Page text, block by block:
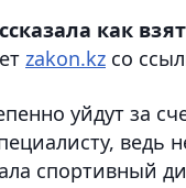
как
zakon.kz со
уйдут за
спортивный